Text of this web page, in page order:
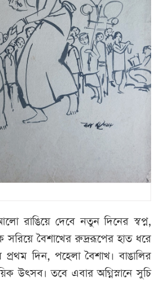
রাঙিয়ে দেবে নতুন দিনের স্বপ্ন,
সরিয়ে বৈশাখের রুদ্ররূপের হাত ধরে
দিন, পহেলা বৈশাখ। বাঙালির
উৎসব। তবে এবার অগ্নিস্নানে সুচি